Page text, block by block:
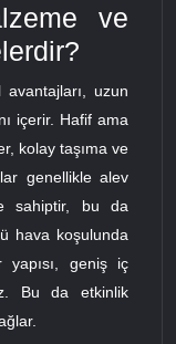
ve
avantajları, uzun
içerir. Hafif ama
kolay taşıma ve
genellikle alev
sahiptir, bu da
hava koşulunda
yapısı, geniş iç
Bu da etkinlik